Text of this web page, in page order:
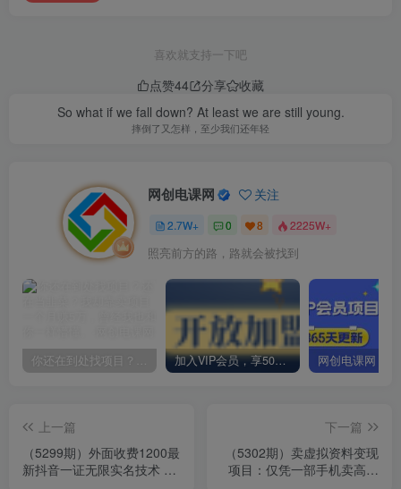
喜欢就支持一下吧
点赞44 分享
收藏
So what if we fall down? At least we are still young.
摔倒了又怎样，至少我们还年轻
网创电课网 关注
2.7W+ 0 8 2225W+
照亮前方的路，路就会被找到
加入VIP会员，享50%的推广提成，免费学习多种网上创业课程，菜鸟秒变大神！
上一篇
（5299期）外面收费1200最
新抖音一证无限实名技术 无
下一篇
（5302期）卖虚拟资料变现
项目：仅凭一部手机卖高考